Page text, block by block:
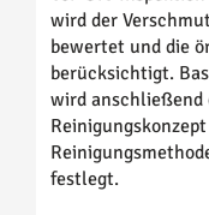
wird der
bewertet und die
berücksichtigt.
wird
festlegt.